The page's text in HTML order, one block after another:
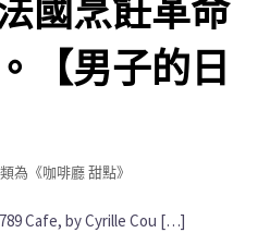
國烹飪革命
【男子的日
為《咖啡廳 甜點》
Cafe, by Cyrille Cou […]